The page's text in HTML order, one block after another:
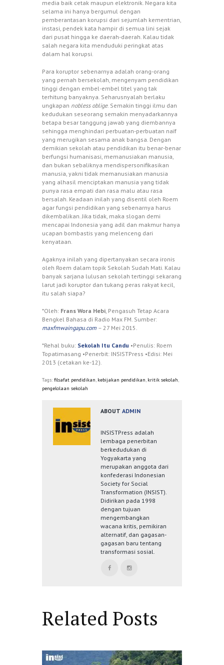
media baik cetak maupun elektronik. Negara kita
selama ini hanya bergumul dengan
pemberantasan korupsi dari sejumlah kementrian,
instasi, pendek kata hampir di semua lini sejak
dari pusat hingga ke daerah-daerah. Kalau tidak
salah negara kita menduduki peringkat atas
dalam hal korupsi.
Para koruptor sebenarnya adalah orang-orang
yang pernah bersekolah, mengenyam pendidikan
tinggi dengan embel-embel titel yang tak
terhitung banyaknya. Seharusnyalah berlaku
ungkapan nobless oblige. Semakin tinggi ilmu dan
kedudukan seseorang semakin menyadarkannya
betapa besar tanggung jawab yang diembannya
sehingga menghindari perbuatan-perbuatan naïf
yang merugikan sesama anak bangsa. Dengan
demikian sekolah atau pendidikan itu benar-benar
berfungsi humanisasi, memanusiakan manusia,
dan bukan sebaliknya mendispersonifikasikan
manusia, yakni tidak memanusiakan manusia
yang alhasil menciptakan manusia yang tidak
punya rasa empati dan rasa malu atau rasa
bersalah. Keadaan inilah yang disentil oleh Roem
agar fungsi pendidikan yang sebenarnya harus
dikembalikan. Jika tidak, maka slogan demi
mencapai Indonesia yang adil dan makmur hanya
ucapan bombastis yang melenceng dari
kenyataan.
Agaknya inilah yang dipertanyakan secara ironis
oleh Roem dalam topik Sekolah Sudah Mati. Kalau
banyak sarjana lulusan sekolah tertinggi sekarang
larut jadi koruptor dan tukang peras rakyat kecil,
itu salah siapa?
*Oleh: Frans Wora Hebi, Pengasuh Tetap Acara
Bengkel Bahasa di Radio Max FM. Sumber:
maxfmwaingapu.com – 27 Mei 2015.
*Rehal buku: Sekolah Itu Candu •Penulis: Roem
Topatimasang •Penerbit: INSISTPress •Edisi: Mei
2013 (cetakan ke-12).
Tags: filsafat pendidikan, kebijakan pendidikan, kritik sekolah
pengelolaan sekolah
ABOUTADMIN
INSISTPress adalah
lembaga penerbitan
berkedudukan di
Yogyakarta yang
merupakan anggota dari
konfederasi Indonesian
Society for Social
Transformation (INSIST).
Didirikan pada 1998
dengan tujuan
mengembangkan
wacana kritis, pemikiran
alternatif, dan gagasan-
gagasan baru tentang
transformasi sosial.
Related Posts